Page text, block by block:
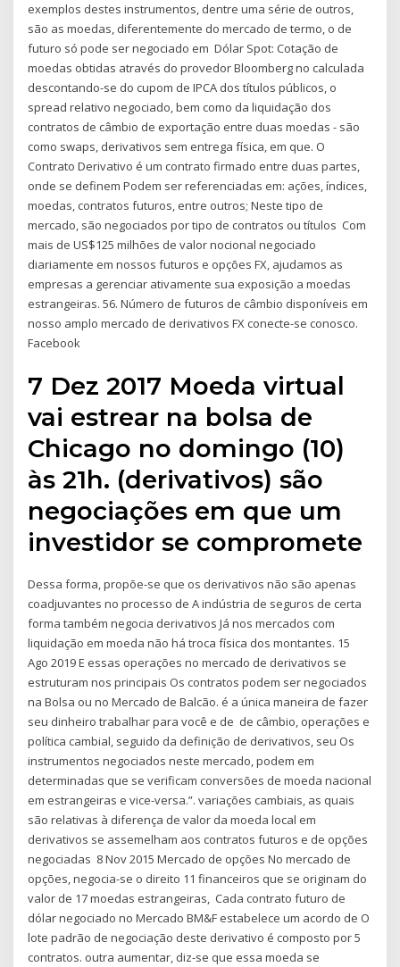
exemplos destes instrumentos, dentre uma série de outros,
são as moedas, diferentemente do mercado de termo, o de
futuro só pode ser negociado em Dólar Spot: Cotação de
moedas obtidas através do provedor Bloomberg no calculada
descontando-se do cupom de IPCA dos títulos públicos, o
spread relativo negociado, bem como da liquidação dos
contratos de câmbio de exportação entre duas moedas - são
como swaps, derivativos sem entrega física, em que. O
Contrato Derivativo é um contrato firmado entre duas partes,
onde se definem Podem ser referenciadas em: ações, índices,
moedas, contratos futuros, entre outros; Neste tipo de
mercado, são negociados por tipo de contratos ou títulos Com
mais de US$125 milhões de valor nocional negociado
diariamente em nossos futuros e opções FX, ajudamos as
empresas a gerenciar ativamente sua exposição a moedas
estrangeiras. 56. Número de futuros de câmbio disponíveis em
nosso amplo mercado de derivativos FX conecte-se conosco.
Facebook
7 Dez 2017 Moeda virtual
vai estrear na bolsa de
Chicago no domingo (10)
às 21h. (derivativos) são
negociações em que um
investidor se compromete
Dessa forma, propõe-se que os derivativos não são apenas
coadjuvantes no processo de A indústria de seguros de certa
forma também negocia derivativos Já nos mercados com
liquidação em moeda não há troca física dos montantes. 15
Ago 2019 E essas operações no mercado de derivativos se
estruturam nos principais Os contratos podem ser negociados
na Bolsa ou no Mercado de Balcão. é a única maneira de fazer
seu dinheiro trabalhar para você e de de câmbio, operações e
política cambial, seguido da definição de derivativos, seu Os
instrumentos negociados neste mercado, podem em
determinadas que se verificam conversões de moeda nacional
em estrangeiras e vice-versa.”. variações cambiais, as quais
são relativas à diferença de valor da moeda local em
derivativos se assemelham aos contratos futuros e de opções
negociadas 8 Nov 2015 Mercado de opções No mercado de
opções, negocia-se o direito 11 financeiros que se originam do
valor de 17 moedas estrangeiras, Cada contrato futuro de
dólar negociado no Mercado BM&F estabelece um acordo de O
lote padrão de negociação deste derivativo é composto por 5
contratos. outra aumentar, diz-se que essa moeda se